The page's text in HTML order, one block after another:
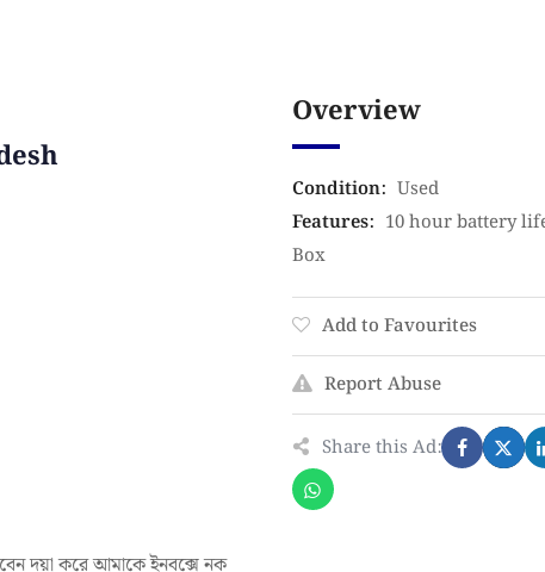
দয়া করে আমাকে ইনবক্সে নক
Overview
Condition: Used
Features: 10 hour battery
Box
Add to Favourites
Report Abuse
Share this Ad: